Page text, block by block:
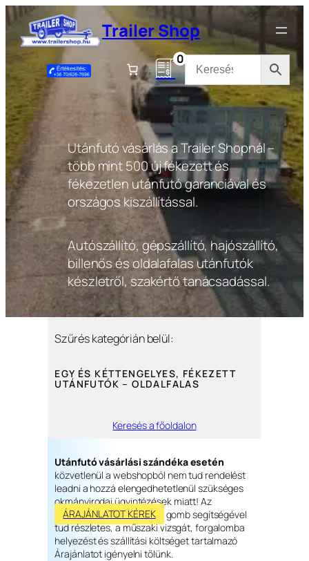
Ugrás
a
tartalomhoz
Trailer Shop
0
Utánfutó vásárlás a Trailer Shopnál –
több mint 500 új fékezett és
fékezetlen utánfutó garanciával és
országos kiszállítással.
Autószállító, gépszállító, hajószállító,
billenős és oldalafalas utánfutók
készletről, szakértő tanácsadással.
Szűrés kategórián belül:
EGY ÉS KÉTTENGELYES, FÉKEZETT
UTÁNFUTÓK – OLDALFALAS
Keresés a főoldalon
Utánfutó vásárlási szándéka esetén
közvetlenül a webshopból nem tud rendelést
leadni a hozzá elengedhetetlenül szükséges
okmányirodai ügyintézések miatt! Az
ÁRAJÁNLATOT KÉREK
gomb segítségével
tud részletes, a műszaki vizsgát, forgalomba
helyezést és szállítási költséget tartalmazó
Árajánlatot igényelni tőlünk.